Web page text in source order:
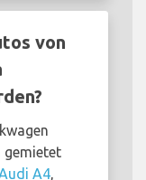
von
gemietet
Audi A4